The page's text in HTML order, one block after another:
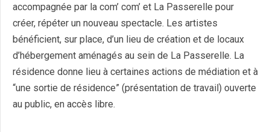
accompagnée par la com’ com’ et La Passerelle pour
créer, répéter un nouveau spectacle. Les artistes
bénéficient, sur place, d’un lieu de création et de locaux
d’hébergement aménagés au sein de La Passerelle. La
résidence donne lieu à certaines actions de médiation et à
“une sortie de résidence” (présentation de travail) ouverte
au public, en accès libre.